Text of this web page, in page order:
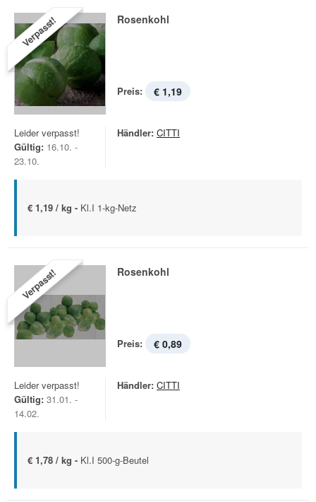
Verpasst! Rosenkohl
Preis: € 1,19
Leider verpasst!
Gültig: 16.10. -
23.10.
Händler: CITTI
€ 1,19 / kg - Kl.I 1-kg-Netz
Verpasst! Rosenkohl
Preis: € 0,89
Leider verpasst!
Gültig: 31.01. -
14.02.
Händler: CITTI
€ 1,78 / kg - Kl.I 500-g-Beutel